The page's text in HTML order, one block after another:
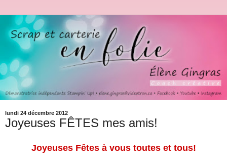
lundi 24 décembre 2012
Joyeuses FÊTES mes amis!
Joyeuses Fêtes à vous toutes et tous!